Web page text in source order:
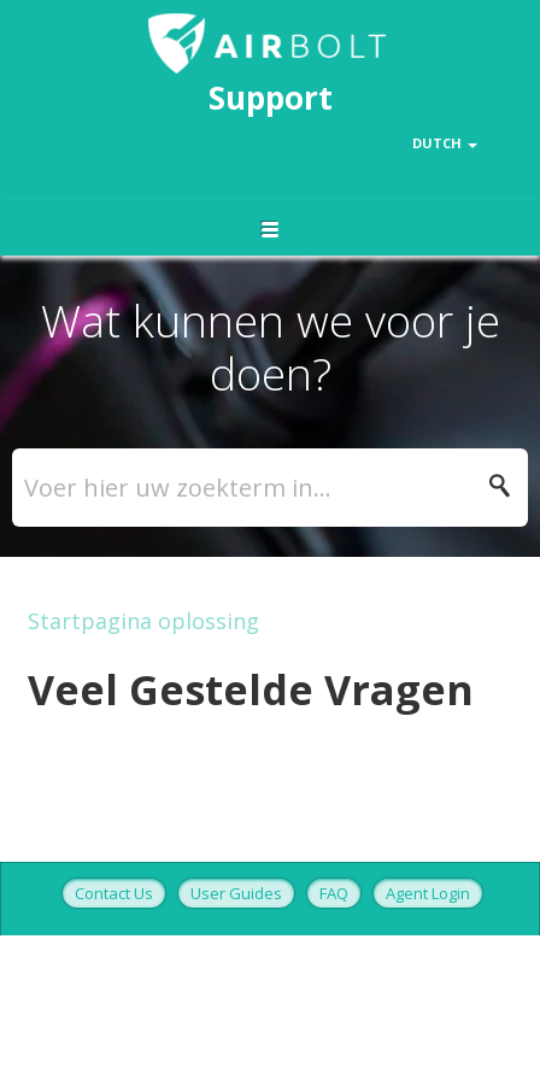
Support
DUTCH
Wat kunnen we voor je
doen?
Startpagina oplossing
Veel Gestelde Vragen
Contact Us User Guides FAQ Agent Login